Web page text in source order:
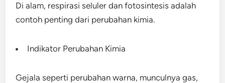
Di alam, respirasi seluler dan fotosintesis adalah
contoh penting dari perubahan kimia.
Indikator Perubahan Kimia
Gejala seperti perubahan warna, munculnya gas,